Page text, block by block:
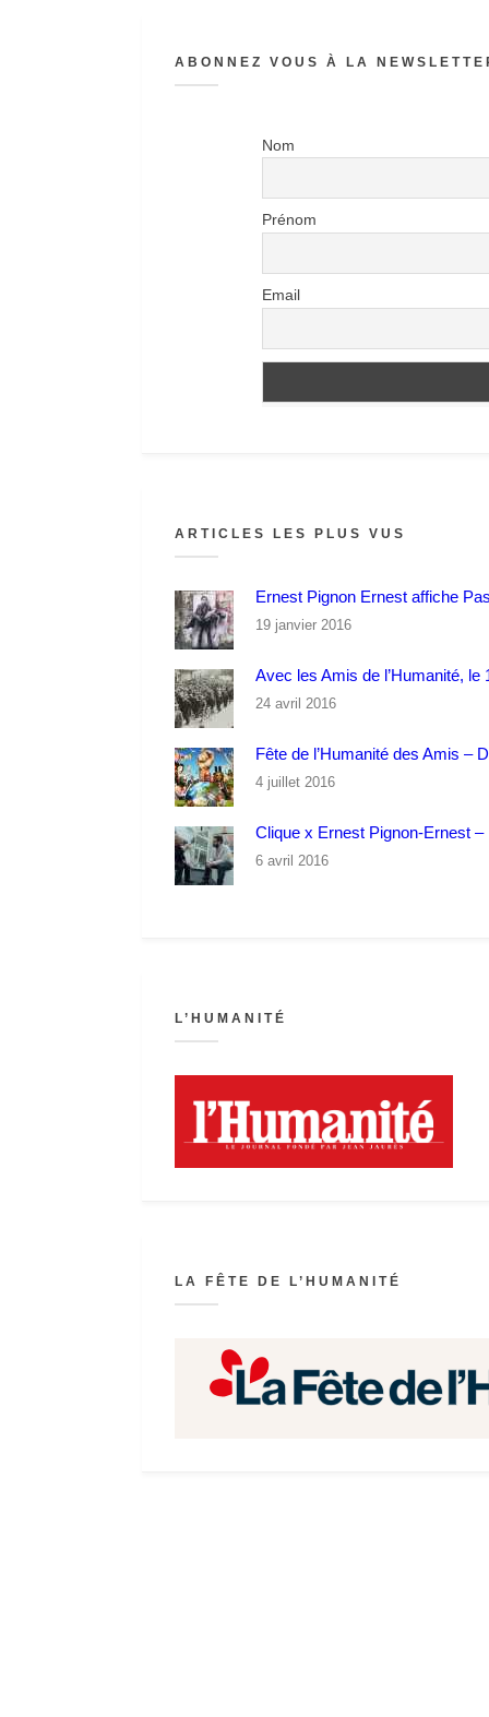
ABONNEZ VOUS À LA
Nom
Prénom
Email
ARTICLES LES PLUS VUS
Ernest Pignon Ernest affiche
19 janvier 2016
Avec les Amis de l’Humanité, le
24 avril 2016
Fête de l’Humanité des Amis –
4 juillet 2016
Clique x Ernest Pignon-Ernest
6 avril 2016
L’HUMANITÉ
LA FÊTE DE L’HUMANITÉ